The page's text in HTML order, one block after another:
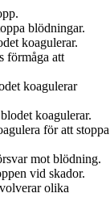
blödningar.
koagulerar.
förmåga att
koagulerar
koagulerar.
för att stoppa
mot blödning.
vid skador.
olika